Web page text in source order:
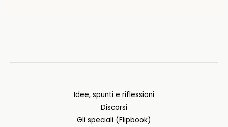
Idee, spunti e riflessioni
Discorsi
Gli speciali (Flipbook)